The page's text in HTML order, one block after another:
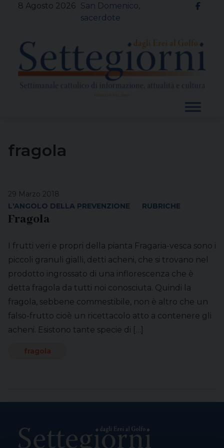
8 Agosto 2026 San Domenico,
sacerdote
fragola
29 Marzo 2018
L'ANGOLO DELLA PREVENZIONE
RUBRICHE
Fragola
I frutti veri e propri della pianta Fragaria-vesca sono i
piccoli granuli gialli, detti acheni, che si trovano nel
prodotto ingrossato di una inflorescenza che è
detta fragola da tutti noi conosciuta. Quindi la
fragola, sebbene commestibile, non è altro che un
falso-frutto cioè un ricettacolo atto a contenere gli
acheni. Esistono tante specie di […]
fragola